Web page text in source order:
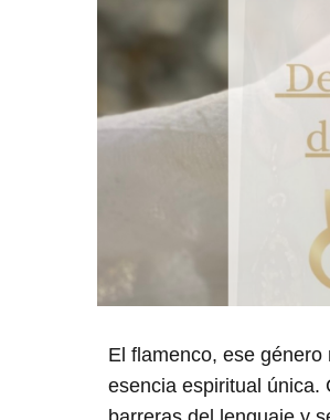
El flamenco, ese
esencia espiritual única.